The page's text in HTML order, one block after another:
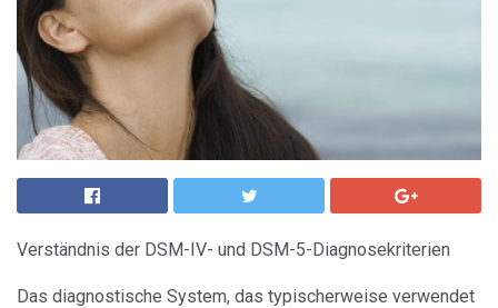
Verständnis der DSM-IV- und DSM-5-Diagnosekriterien
Das diagnostische System, das typischerweise verwendet